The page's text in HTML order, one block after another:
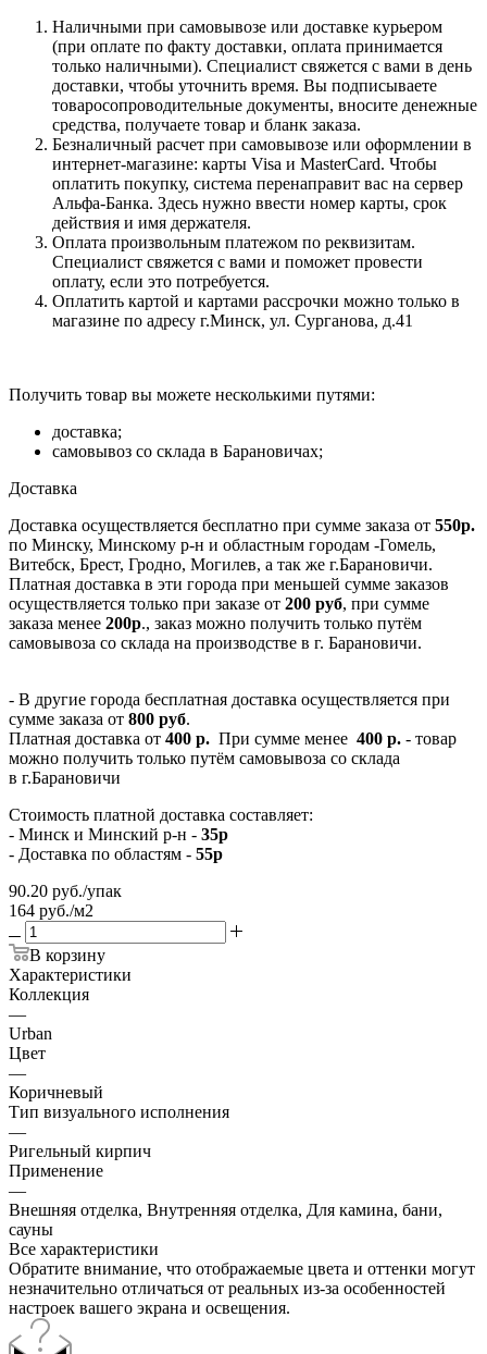
Наличными при самовывозе или доставке курьером
(при оплате по факту доставки, оплата принимается
только наличными). Специалист свяжется с вами в день
доставки, чтобы уточнить время. Вы подписываете
товаросопроводительные документы, вносите денежные
средства, получаете товар и бланк заказа.
Безналичный расчет при самовывозе или оформлении в
интернет-магазине: карты Visa и MasterCard. Чтобы
оплатить покупку, система перенаправит вас на сервер
Альфа-Банка. Здесь нужно ввести номер карты, срок
действия и имя держателя.
Оплата произвольным платежом по реквизитам.
Специалист свяжется с вами и поможет провести
оплату, если это потребуется.
Оплатить картой и картами рассрочки можно только в
магазине по адресу г.Минск, ул. Сурганова, д.41
Получить товар вы можете несколькими путями:
доставка;
самовывоз со склада в Барановичах;
Доставка
Доставка осуществляется бесплатно при сумме заказа от 550р.
по Минску, Минскому р-н и областным городам -Гомель,
Витебск, Брест, Гродно, Могилев, а так же г.Барановичи.
Платная доставка в эти города при меньшей сумме заказов
осуществляется только при заказе от 200 руб, при сумме
заказа менее 200р., заказ можно получить только путём
самовывоза со склада на производстве в г. Барановичи.
- В другие города бесплатная доставка осуществляется при
сумме заказа от 800 руб.
Платная доставка от 400 р. При сумме менее 400 р. - товар
можно получить только путём самовывоза со склада
в г.Барановичи
Стоимость платной доставка составляет:
- Минск и Минский р-н - 35р
- Доставка по областям - 55р
90.20 руб./упак
164 руб./м2
В корзину
Характеристики
Коллекция
—
Urban
Цвет
—
Коричневый
Тип визуального исполнения
—
Ригельный кирпич
Применение
—
Внешняя отделка, Внутренняя отделка, Для камина, бани,
сауны
Все характеристики
Обратите внимание, что отображаемые цвета и оттенки могут
незначительно отличаться от реальных из-за особенностей
настроек вашего экрана и освещения.